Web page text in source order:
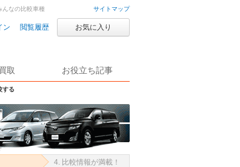
サイトマップ
ン 閲覧履歴 お気に入り
取 お役立ち記事
する
んなの比較車種
4. 比較情報が満載！